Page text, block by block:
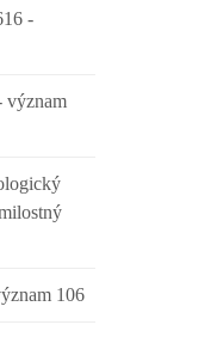
-
význam
106